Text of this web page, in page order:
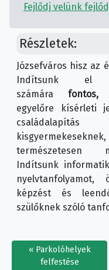
Fejlődj velünk
Részletek:
Józsefváros hisz az
Indítsunk el
számára fontos,
egyelőre kísérleti
természetesen
Indítsunk
nyelvtanfolyamot,
képzést és
szülőknek szóló
Parkolóhelyek
felfestése